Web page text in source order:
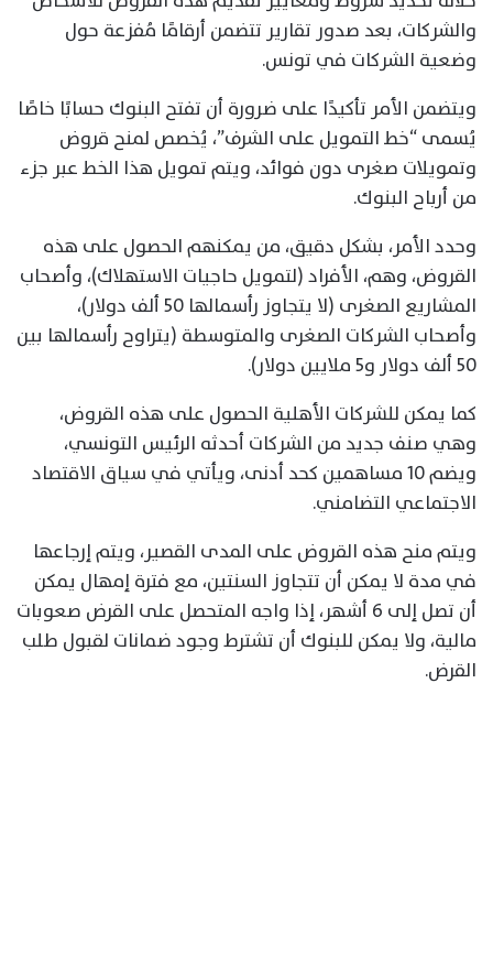
والشركات، بعد صدور تقارير تتضمن أرقامًا مُفزعة حول
وضعية الشركات في تونس.
ويتضمن الأمر تأكيدًا على ضرورة أن تفتح البنوك حسابًا خاصًا
يُسمى “خط التمويل على الشرف”، يُخصص لمنح قروض
وتمويلات صغرى دون فوائد، ويتم تمويل هذا الخط عبر جزء
من أرباح البنوك.
وحدد الأمر، بشكل دقيق، من يمكنهم الحصول على هذه
القروض، وهم، الأفراد (لتمويل حاجيات الاستهلاك)، وأصحاب
المشاريع الصغرى (لا يتجاوز رأسمالها 50 ألف دولار)،
وأصحاب الشركات الصغرى والمتوسطة (يتراوح رأسمالها بين
50 ألف دولار و5 ملايين دولار).
كما يمكن للشركات الأهلية الحصول على هذه القروض،
وهي صنف جديد من الشركات أحدثه الرئيس التونسي،
ويضم 10 مساهمين كحد أدنى، ويأتي في سياق الاقتصاد
الاجتماعي التضامني.
ويتم منح هذه القروض على المدى القصير، ويتم إرجاعها
في مدة لا يمكن أن تتجاوز السنتين، مع فترة إمهال يمكن
أن تصل إلى 6 أشهر، إذا واجه المتحصل على القرض صعوبات
مالية، ولا يمكن للبنوك أن تشترط وجود ضمانات لقبول طلب
القرض.